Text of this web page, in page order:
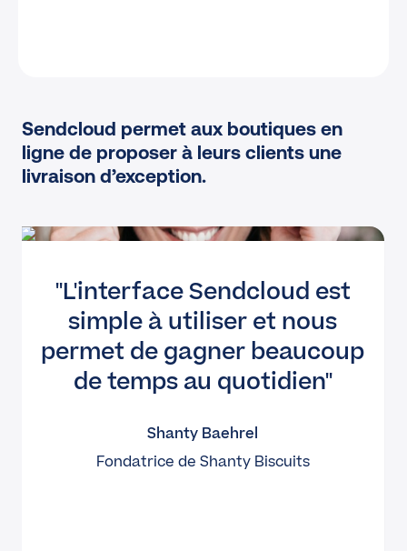
Sendcloud permet aux boutiques en
ligne de proposer à leurs clients une
livraison d’exception.
L'interface Sendcloud est
simple à utiliser et nous
permet de gagner beaucoup
de temps au quotidien
Shanty Baehrel
Fondatrice de Shanty Biscuits